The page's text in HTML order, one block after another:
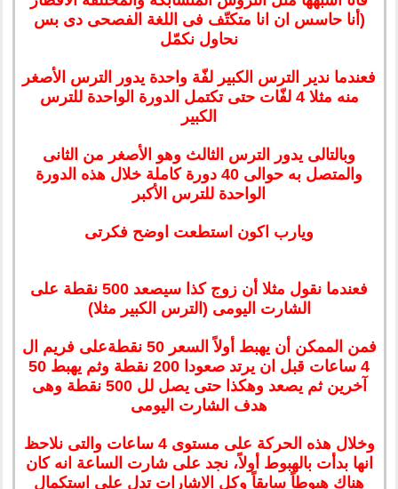
(أنا حاسس ان انا متكتّف فى اللغة الفصحى دى بس
نحاول نكمّل
فعندما ندير الترس الكبير لفّة واحدة يدور الترس الأصغر
منه مثلا 4 لفّات حتى تكتمل الدورة الواحدة للترس
الكبير
وبالتالى يدور الترس الثالث وهو الأصغر من الثانى
والمتصل به حوالى 40 دورة كاملة خلال هذه الدورة
الواحدة للترس الأكبر
ويارب اكون استطعت اوضح فكرتى
فعندما نقول مثلا أن زوج كذا سيصعد 500 نقطة على
الشارت اليومى (الترس الكبير مثلا)
فمن الممكن أن يهبط أولاً السعر 50 نقطةعلى فريم ال
4 ساعات قبل ان يرتد صعودا 200 نقطة وثم يهبط 50
آخرين ثم يصعد وهكذا حتى يصل لل 500 نقطة وهى
هدف الشارت اليومى
وخلال هذه الحركة على مستوى 4 ساعات والتى نلاحظ
انها بدأت بالهبوط أولاً، نجد على شارت الساعة انه كان
هناك هبوطاً سابقاً وكل الاشارات تدل على استكمال